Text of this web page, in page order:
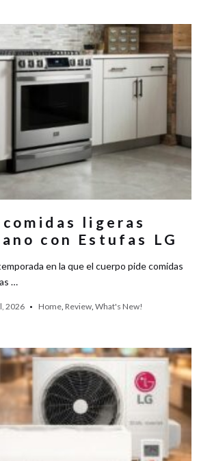
ligeras
con Estufas LG
en la que el cuerpo pide comidas
…
2026 Home, Review, What's New!